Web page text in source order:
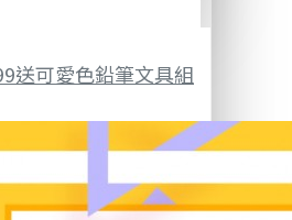
送可愛色鉛筆文具組